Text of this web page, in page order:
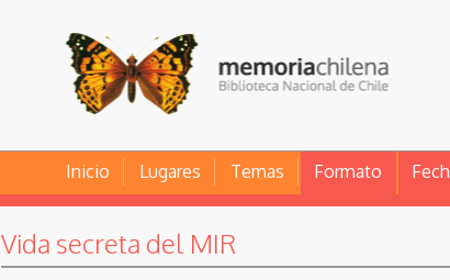
Inicio Lugares Temas Formato
Vida secreta del MIR